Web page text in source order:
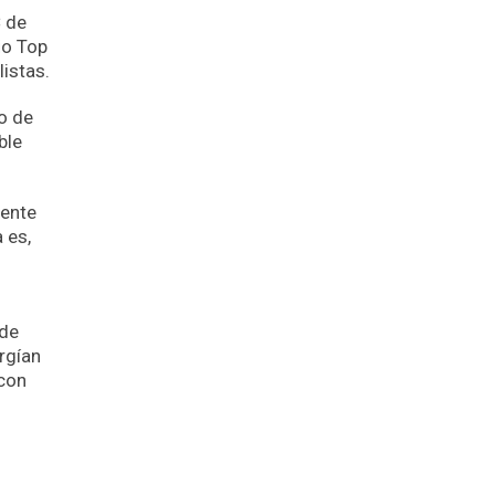
de
Top
de
es,